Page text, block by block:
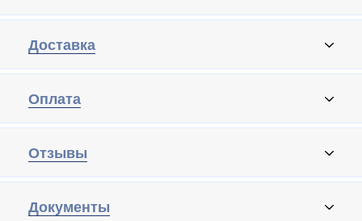
Доставка
Оплата
Отзывы
Документы